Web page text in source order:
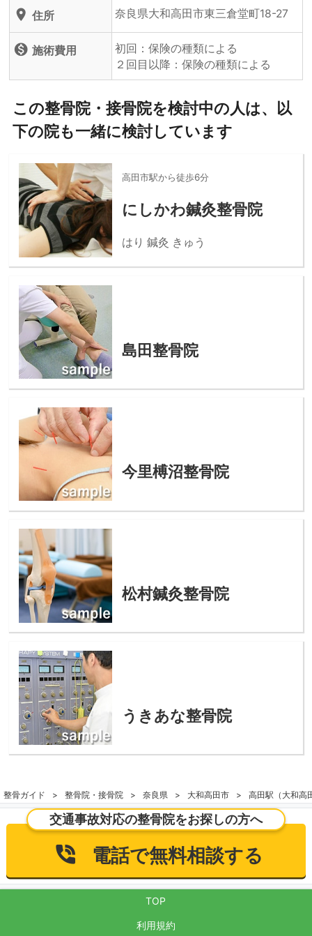
location_on 住所 奈良県大和高田市東三倉堂町18-27
monetization_on 施術費用
初回：保険の種類による
２回目以降：保険の種類による
この整骨院・接骨院を検討中の人は、以
下の院も一緒に検討しています
高田市駅から徒歩6分
にしかわ鍼灸整骨院
はり 鍼灸 きゅう
島田整骨院
今里榑沼整骨院
松村鍼灸整骨院
うきあな整骨院
整骨ガイド 整骨院・接骨院 奈良県 大和高田市 高田駅（大和高
交通事故対応の整骨院をお探しの方へ
電話で無料相談する
TOP
利用規約